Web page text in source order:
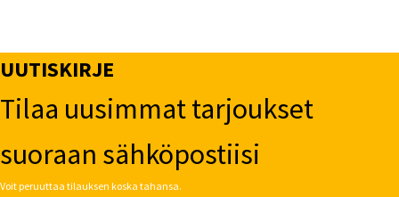
UUTISKIRJE
Tilaa uusimmat tarjoukset
suoraan sähköpostiisi
Voit peruuttaa tilauksen koska tahansa.